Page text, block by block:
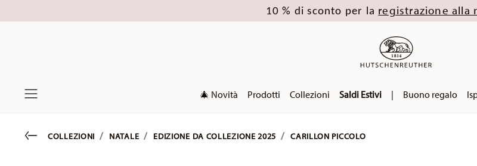
10 % di sconto per la registrazione alla
🎄 Novità Prodotti Collezioni Saldi Estivi | Buono regalo
Go backCOLLEZIONI NATALE EDIZIONE DA COLLEZIONE 2025 CARILLON PICCOLO